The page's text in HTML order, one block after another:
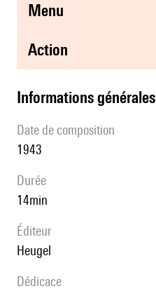
menu
action
informations générales
date de composition
1943
durée
14min
éditeur
Heugel
Dédicace